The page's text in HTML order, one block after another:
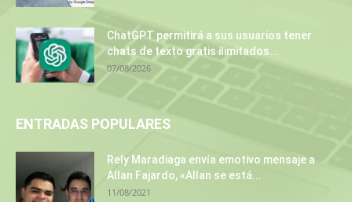
ChatGPT permitirá a sus usuarios tener
chats de texto gratis ilimitados...
07/08/2026
ENTRADAS POPULARES
Rely Maradiaga envía emotivo mensaje a
Allan Fajardo, «Allan se está...
11/08/2021